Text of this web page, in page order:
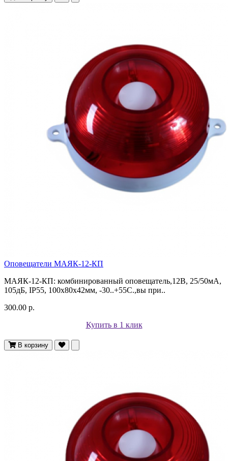
Оповещатели МАЯК-12-КП
МАЯК-12-КП: комбинированный оповещатель,12В, 25/50мА,
105дБ, IP55, 100х80х42мм, -30..+55С.,вы при..
300.00 р.
Купить в 1 клик
В корзину